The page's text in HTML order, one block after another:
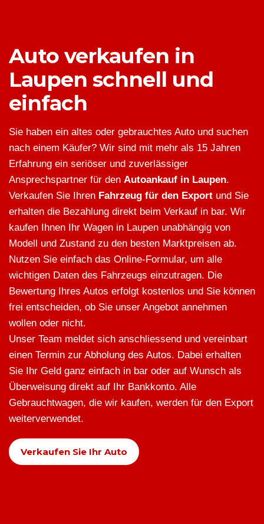
Auto verkaufen in
Laupen schnell und
einfach
Sie haben ein altes oder gebrauchtes Auto und suchen
nach einem Käufer? Wir sind mit mehr als 15 Jahren
Erfahrung ein seriöser und zuverlässiger
Ansprechspartner für den Autoankauf in Laupen.
Verkaufen Sie Ihren Fahrzeug für den Export und Sie
erhalten die Bezahlung direkt beim Verkauf in bar. Wir
kaufen Ihnen Ihr Wagen in Laupen unabhängig von
Modell und Zustand zu den besten Marktpreisen ab.
Nutzen Sie einfach das Online-Formular, um alle
wichtigen Daten des Fahrzeugs einzutragen. Die
Bewertung Ihres Autos erfolgt kostenlos und Sie können
frei entscheiden, ob Sie unser Angebot annehmen
wollen oder nicht.
Unser Team meldet sich anschliessend und vereinbart
einen Termin zur Abholung des Autos. Dabei erhalten
Sie Ihr Geld ganz einfach in bar oder auf Wunsch als
Überweisung direkt auf Ihr Bankkonto. Alle
Gebrauchtwagen, die wir kaufen, werden für den Export
weiterverwendet.
Verkaufen Sie Ihr Auto